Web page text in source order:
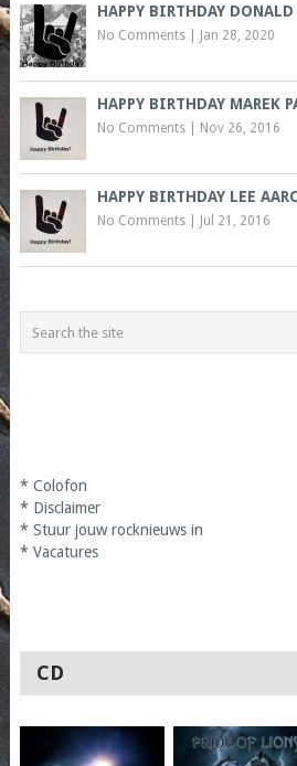
HAPPY BIRTHDAY DONALD
No Comments| Jan 28, 2020
HAPPY BIRTHDAY MAREK
No Comments| Nov 26, 2016
HAPPY BIRTHDAY LEE
No Comments| Jul 21, 2016
* Colofon
* Disclaimer
* Stuur jouw rocknieuws in
* Vacatures
CD